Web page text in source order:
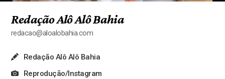
Redação Alô Alô Bahia
redacao@aloalobahia.com
Redação Alô Alô Bahia
Reprodução/Instagram